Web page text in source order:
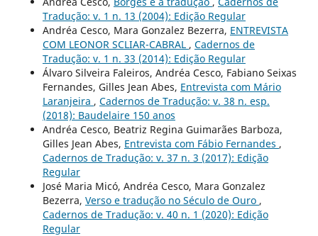
Tradução: v. 1 n. 13 (2004): Edição Regular
Andréa Cesco, Mara Gonzalez Bezerra, ENTREVISTA
COM LEONOR SCLIAR-CABRAL , Cadernos de
Tradução: v. 1 n. 33 (2014): Edição Regular
Álvaro Silveira Faleiros, Andréa Cesco, Fabiano Seixas
Fernandes, Gilles Jean Abes, Entrevista com Mário
Laranjeira , Cadernos de Tradução: v. 38 n. esp.
(2018): Baudelaire 150 anos
Andréa Cesco, Beatriz Regina Guimarães Barboza,
Gilles Jean Abes, Entrevista com Fábio Fernandes ,
Cadernos de Tradução: v. 37 n. 3 (2017): Edição
Regular
José Maria Micó, Andréa Cesco, Mara Gonzalez
Bezerra, Verso e tradução no Século de Ouro ,
Cadernos de Tradução: v. 40 n. 1 (2020): Edição
Regular